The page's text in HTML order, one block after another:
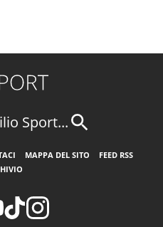
Sport...
MAPPA DEL SITO
FEED RSS